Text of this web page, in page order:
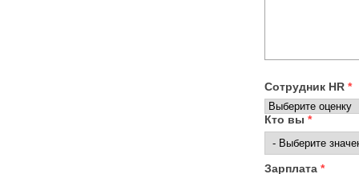
Сотрудник HR *
Кто вы *
Зарплата *